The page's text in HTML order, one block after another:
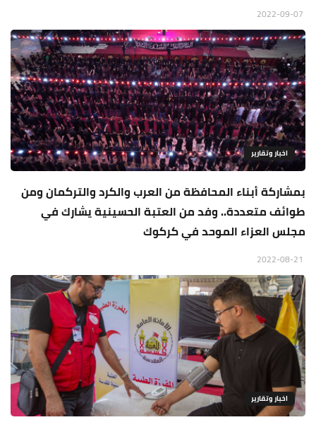
اخبار وتقارير
بمشاركة أبناء المحافظة من العرب والكرد والتركمان ومن
طوائف متعددة.. وفد من العتبة الحسينية يشارك في
مجلس العزاء الموحد في كركوك
اخبار وتقارير